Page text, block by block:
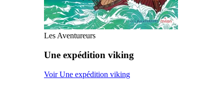
Les Aventureurs
Une expédition viking
Voir Une expédition viking